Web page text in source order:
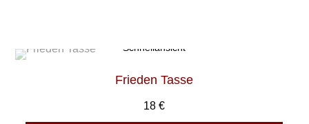
Schnellansicht
Frieden Tasse
18€